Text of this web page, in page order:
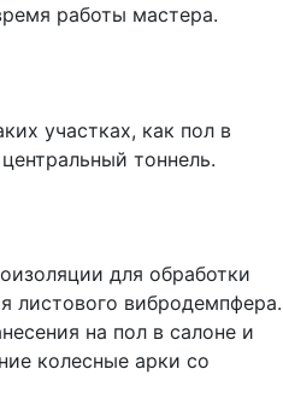
работы мастера.
участках, как пол в
тоннель.
для обработки
листового вибродемпфера.
на пол в салоне и
колесные арки со